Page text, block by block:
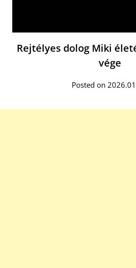
Rejtélyes dolog Miki
vége
Posted on